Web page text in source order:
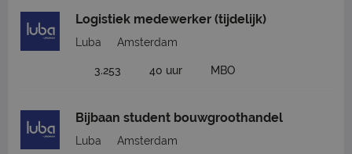
Logistiek medewerker (tijdelijk)
Luba Amsterdam
3.253 40 uur MBO
Bijbaan student bouwgroothandel
Luba Amsterdam